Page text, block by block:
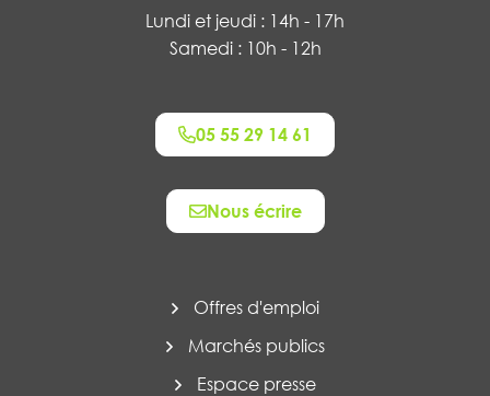
Lundi et jeudi : 14h - 17h
Samedi : 10h - 12h
05 55 29 14 61
Nous écrire
Offres d'emploi
Marchés publics
Espace presse